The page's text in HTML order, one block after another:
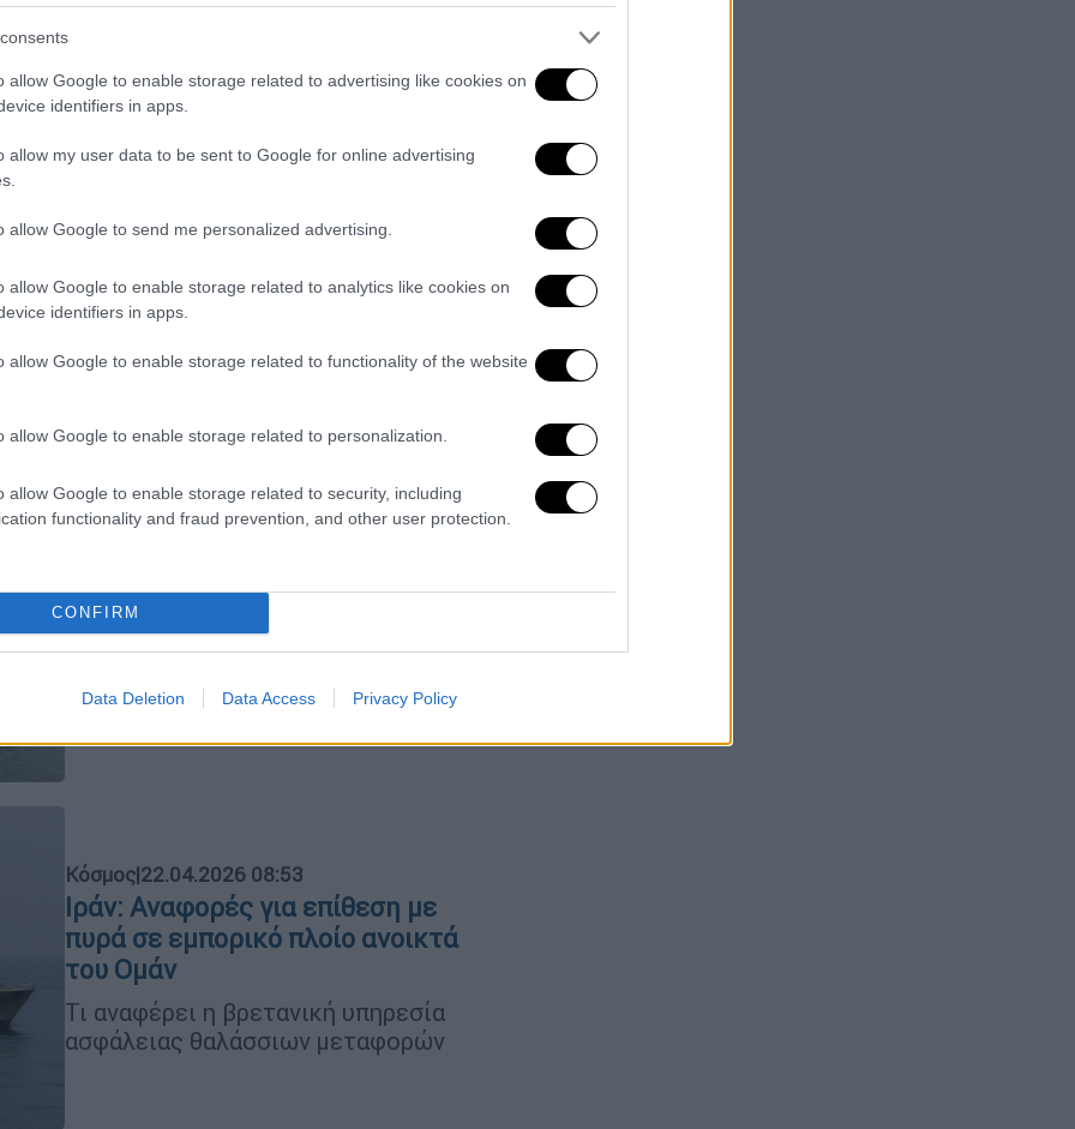
allow Google to enable storage related to advertising like cookies on
identifiers in apps.
allow my user data to be sent to Google for online advertising
allow Google to send me personalized advertising.
allow Google to enable storage related to analytics like cookies on
identifiers in apps.
allow Google to enable storage related to functionality of the website
allow Google to enable storage related to personalization.
allow Google to enable storage related to security, including
functionality and fraud prevention, and other user protection.
CONFIRM
Data Deletion Data Access Privacy Policy
Κόσμος|27.05.2026 10:00
ελληνικών συμφερόντων στα
πλήρωμα»
Σώο και ασφαλές το πλήρωμα,
περιορισμένη η ζημιά στο πλοίο
Κόσμος|22.04.2026 13:19
ελληνόκτητο «Epaminondas» -
Διαψεύδει το ΥΠΑΝ
Επαναστάσης
Κόσμος|22.04.2026 08:53
Ιράν: Αναφορές για επίθεση με
πυρά σε εμπορικό πλοίο ανοικτά
του Ομάν
Τι αναφέρει η βρετανική υπηρεσία
ασφάλειας θαλάσσιων μεταφορών